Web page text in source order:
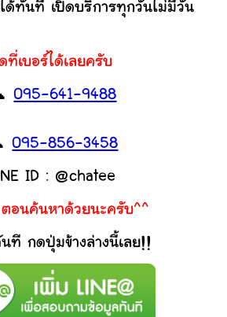
ด้ทันที เปิดบริการทุกวันไม่มีวัน
ที่เบอร์ได้เลยครับ
095-641-9488
095-856-3458
ID : @chatee
อนค้นหาด้วยนะครับ^^
ที กดปุ่มข้างล่างนี้เลย!!